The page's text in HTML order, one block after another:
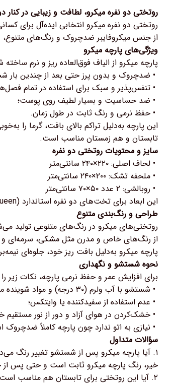
روتختی دو نفره میکرو، لطافت و زیبایی در کنار
روتختی دو نفره میکرو انتخابی ایده‌آل برای
از جنس میکروفایبر ضدچروک و رنگ‌های
ویژگی‌های پارچه میکرو
پارچه میکرو از الیاف فوق‌العاده ریز و نرم ساخته
• ضدچروک و بدون پرز حتی بعد از چندین بار
• تنفس‌پذیر و سبک برای استفاده در تمام
• ضد حساسیت و بسیار لطیف روی پوست؛
• حفظ نرمی و رنگ ثابت در طول زمان.
این پارچه به‌دلیل تراکم بالای بافت، گرما را
تابستان و هم زمستان مناسب است.
سایز و محتویات روتختی دو نفره
• لحاف اصلی: ۲۲۰×۲۴۰ سانتی‌متر
• ملحفه تشک: ۲۰۰×۲۴۰ سانتی‌متر
• روبالشی: ۲ عدد ۵۰×۷۰ سانتی‌متر
این ابعاد برای تخت‌های دو نفره استاندارد (Queen) مناسب است و به‌صورت کامل تخت را پوشش می‌دهد.
طراحی و رنگ‌بندی متنوع
روتختی‌های میکرو در رنگ‌های متنوعی تولید
از رنگ‌های خاص و مدرن مثل مشکی، سرمه‌ای و
پارچه میکرو به‌دلیل بافت ریز خود، جلوه‌ای
نحوه شستشو و نگهداری
برای افزایش عمر و حفظ نرمی پارچه، نکات زیر
• شستشو با آب ولرم (۳۰ درجه) و مواد شوینده ملایم؛
• عدم استفاده از سفیدکننده یا وایتکس؛
• خشک‌کردن در هوای آزاد و دور از نور مستقیم
• نیازی به اتو ندارد چون پارچه کاملاً
سؤالات متداول
۱. آیا پارچه میکرو پس از شستشو تغییر رنگ می‌دهد؟
خیر، رنگ پارچه میکرو ثابت است و حتی پس
۲. آیا این روتختی برای تابستان هم مناسب است؟